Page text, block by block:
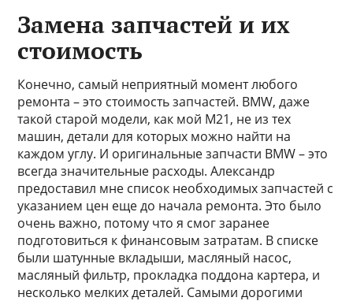
Замена запчастей и их
стоимость
Конечно, самый неприятный момент любого
ремонта – это стоимость запчастей. BMW, даже
такой старой модели, как мой M21, не из тех
машин, детали для которых можно найти на
каждом углу. И оригинальные запчасти BMW – это
всегда значительные расходы. Александр
предоставил мне список необходимых запчастей с
указанием цен еще до начала ремонта. Это было
очень важно, потому что я смог заранее
подготовиться к финансовым затратам. В списке
были шатунные вкладыши, масляный насос,
масляный фильтр, прокладка поддона картера, и
несколько мелких деталей. Самыми дорогими